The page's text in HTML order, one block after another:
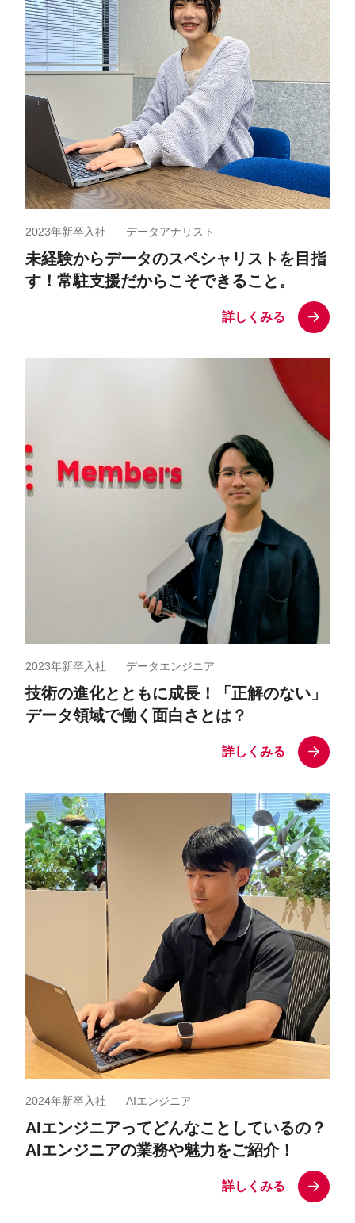
2023年新卒入社 データアナリスト
未経験からデータのスペシャリストを目指
す！常駐支援だからこそできること。
詳しくみる
2023年新卒入社 データエンジニア
技術の進化とともに成長！「正解のない」
データ領域で働く面白さとは？
詳しくみる
2024年新卒入社 AIエンジニア
AIエンジニアってどんなことしているの？
AIエンジニアの業務や魅力をご紹介！
詳しくみる